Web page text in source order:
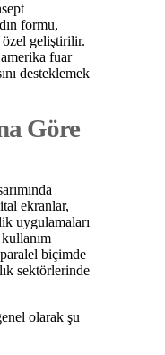
formu,
özel geliştirilir.
fuar
desteklemek
Göre
ekranlar,
uygulamaları
biçimde
sektörlerinde
olarak şu